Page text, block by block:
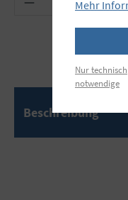
Beschreibung
Mehr
Nur technisch
notwendige